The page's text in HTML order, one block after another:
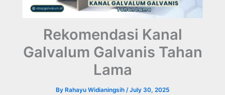
Rekomendasi Kanal
Galvalum Galvanis Tahan
Lama
By Rahayu Widianingsih /July 30, 2025